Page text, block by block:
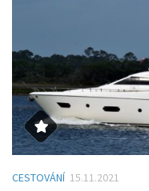
CESTOVÁNÍ 15.11.2021